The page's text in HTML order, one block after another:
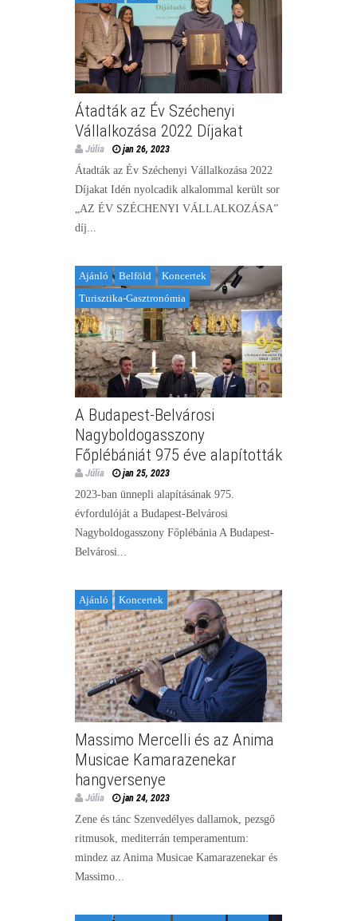
Átadták az Év Széchenyi
Vállalkozása 2022 Díjakat
Júlia jan 26, 2023
Átadták az Év Széchenyi Vállalkozása 2022
Díjakat Idén nyolcadik alkalommal került sor
„AZ ÉV SZÉCHENYI VÁLLALKOZÁSA”
díj...
Ajánló Belföld
Koncertek
Turisztika-Gasztronómia
A Budapest-Belvárosi
Nagyboldogasszony
Főplébániát 975 éve alapították
Júlia jan 25, 2023
2023-ban ünnepli alapításának 975.
évfordulóját a Budapest-Belvárosi
Nagyboldogasszony Főplébánia A Budapest-
Belvárosi...
Ajánló Koncertek
Massimo Mercelli és az Anima
Musicae Kamarazenekar
hangversenye
Júlia jan 24, 2023
Zene és tánc Szenvedélyes dallamok, pezsgő
ritmusok, mediterrán temperamentum:
mindez az Anima Musicae Kamarazenekar és
Massimo...